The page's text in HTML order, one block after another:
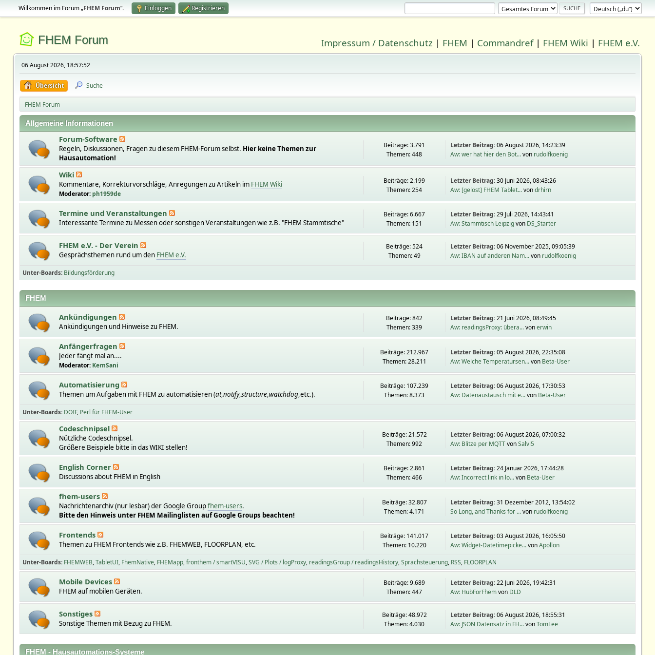
Willkommen im Forum „FHEM Forum“. Einloggen Registrieren
FHEM Forum Impressum / Datenschutz | FHEM | Commandref| FHEM Wiki | FHEM e.V.
06 August 2026, 18:57:52
Übersicht Suche
FHEM Forum
Allgemeine Informationen
Forum-Software
Regeln, Diskussionen, Fragen zu diesem FHEM-Forum selbst. Hier keine Themen zur
Hausautomation!
Beiträge: 3.791
Themen: 448
Letzter Beitrag:06 August 2026, 14:23:39
Aw: wer hat hier den Bot...von rudolfkoenig
Wiki
Kommentare, Korrekturvorschläge, Anregungen zu Artikeln im FHEM Wiki
Moderator: ph1959de
Beiträge: 2.199
Themen: 254
Letzter Beitrag:30 Juni 2026, 08:43:26
Aw: [gelöst] FHEM Tablet...vondrhirn
Termine und Veranstaltungen
Interessante Termine zu Messen oder sonstigen Veranstaltungen wie z.B. "FHEM Stammtische"
Beiträge: 6.667
Themen: 151
Letzter Beitrag:29 Juli 2026, 14:43:41
Aw: Stammtisch Leipzigvon DS_Starter
FHEM e.V. - Der Verein
Gesprächsthemen rund um den FHEM e.V.
Beiträge: 524
Themen: 49
Letzter Beitrag:06 November 2025, 09:05:39
Aw: IBAN auf anderen Nam...von rudolfkoenig
Unter-Boards Bildungsförderung
FHEM
Ankündigungen
Ankündigungen und Hinweise zu FHEM.
Beiträge: 842
Themen: 339
Letzter Beitrag:21 Juni 2026, 08:49:45
Aw: readingsProxy: übera...vonerwin
Anfängerfragen
Jeder fängt mal an....
Moderator: KernSani
Beiträge: 212.967
Themen: 28.211
Letzter Beitrag:05 August 2026, 22:35:08
Aw: Welche Temperatursen...von Beta-User
Automatisierung
Themen um Aufgaben mit FHEM zu automatisieren (at,notify,structure,watchdog,etc.).
Beiträge: 107.239
Themen: 8.373
Letzter Beitrag:06 August 2026, 17:30:53
Aw: Datenaustausch mit e...von Beta-User
Unter-Boards DOIF Perl für FHEM-User
Codeschnipsel
Nützliche Codeschnipsel.
Größere Beispiele bitte in das WIKI stellen!
Beiträge: 21.572
Themen: 992
Letzter Beitrag:06 August 2026, 07:00:32
Aw: Blitze per MQTTvonSalvi5
English Corner
Discussions about FHEM in English
Beiträge: 2.861
Themen: 466
Letzter Beitrag:24 Januar 2026, 17:44:28
Aw: Incorrect link in lo...von Beta-User
fhem-users
Nachrichtenarchiv (nur lesbar) der Google Groupfhem-users.
Bitte den Hinweis unter FHEM Mailinglisten auf Google Groups beachten!
Beiträge: 32.807
Themen: 4.171
Letzter Beitrag:31 Dezember 2012, 13:54:02
So Long, and Thanks for ...von rudolfkoenig
Frontends
Themen zu FHEM Frontends wie z.B. FHEMWEB, FLOORPLAN, etc.
Beiträge: 141.017
Themen: 10.220
Letzter Beitrag:03 August 2026, 16:05:50
Aw: Widget-Datetimepicke...vonApollon
Unter-Boards FHEMWEB TabletUI FhemNative FHEMapp fronthem / smartVISU SVG / Plots / logProxy readingsGroup / readingsHistory Sprachsteuerung RSS FLOORPLAN
Mobile Devices
FHEM auf mobilen Geräten.
Beiträge: 9.689
Themen: 447
Letzter Beitrag:22 Juni 2026, 19:42:31
Aw: HubForFhemvon DLD
Sonstiges
Sonstige Themen mit Bezug zu FHEM.
Beiträge: 48.972
Themen: 4.030
Letzter Beitrag:06 August 2026, 18:55:31
Aw: JSON Datensatz in FH...vonTomLee
FHEM - Hausautomations-Systeme